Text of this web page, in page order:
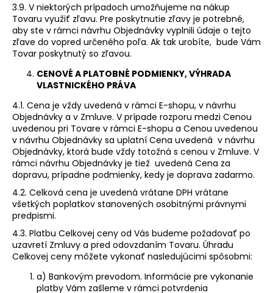
3.9. V niektorých prípadoch umožňujeme na nákup
Tovaru využiť zľavu. Pre poskytnutie zľavy je potrebné,
aby ste v rámci návrhu Objednávky vyplnili údaje o tejto
zľave do vopred určeného poľa. Ak tak urobíte, bude Vám
Tovar poskytnutý so zľavou.
CENOVÉ A PLATOBNÉ PODMIENKY, VÝHRADA
VLASTNICKÉHO PRÁVA
4.1. Cena je vždy uvedená v rámci E-shopu, v návrhu
Objednávky a v Zmluve. V prípade rozporu medzi Cenou
uvedenou pri Tovare v rámci E-shopu a Cenou uvedenou
v návrhu Objednávky sa uplatní Cena uvedená v návrhu
Objednávky, ktorá bude vždy totožná s cenou v Zmluve. V
rámci návrhu Objednávky je tiež uvedená Cena za
dopravu, prípadne podmienky, kedy je doprava zadarmo.
4.2. Celková cena je uvedená vrátane DPH vrátane
všetkých poplatkov stanovených osobitnými právnymi
predpismi.
4.3. Platbu Celkovej ceny od Vás budeme požadovať po
uzavretí Zmluvy a pred odovzdaním Tovaru. Úhradu
Celkovej ceny môžete vykonať nasledujúcimi spôsobmi:
a) Bankovým prevodom. Informácie pre vykonanie
platby Vám zašleme v rámci potvrdenia